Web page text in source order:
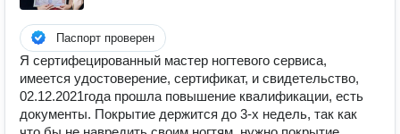
Паспорт проверен
Я сертифецированный мастер ногтевого сервиса,
имеется удостоверение, сертификат, и свидетельство,
02.12.2021года прошла повышение квалификации, есть
документы. Покрытие держится до 3-х недель, так как